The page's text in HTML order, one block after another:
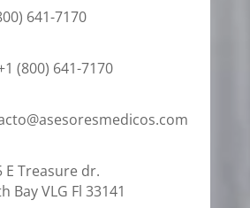
641-7170
(800) 641-7170
E Treasure dr.
Bay VLG Fl 33141